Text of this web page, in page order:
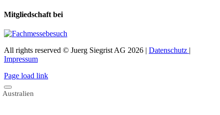
Mitgliedschaft bei
All rights reserved © Juerg Siegrist AG 2026 | Datenschutz |
Impressum
Page load link
Australien